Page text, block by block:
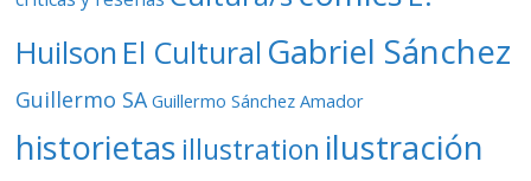
Huilson El Cultural Gabriel Sánchez
Guillermo SA Guillermo Sánchez Amador
historietas illustration ilustración